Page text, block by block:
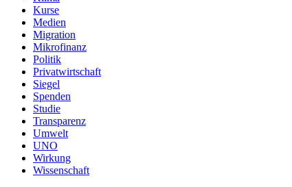
Kurse
Medien
Migration
Mikrofinanz
Politik
Privatwirtschaft
Siegel
Spenden
Studie
Transparenz
Umwelt
UNO
Wirkung
Wissenschaft